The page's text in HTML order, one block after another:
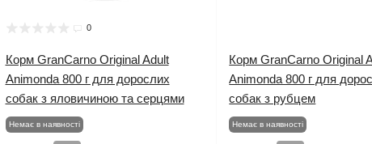
0
Корм GranCarno Original Adult
Animonda 800 г для дорослих
собак з яловичиною та серцями
Немає в наявності
Корм GranCarno Original
Animonda 800 г для
собак з рубцем
Немає в наявності